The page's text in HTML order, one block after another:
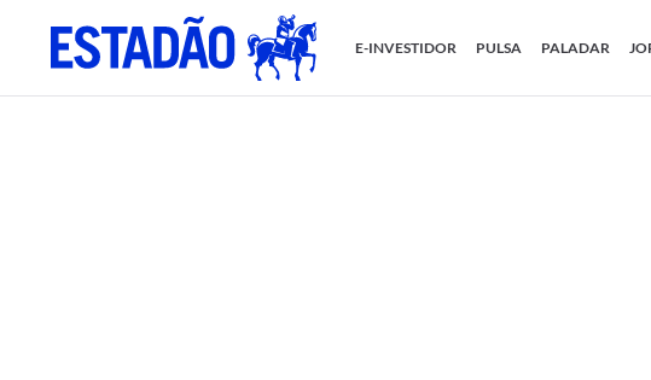
E-INVESTIDOR PULSA PALADAR